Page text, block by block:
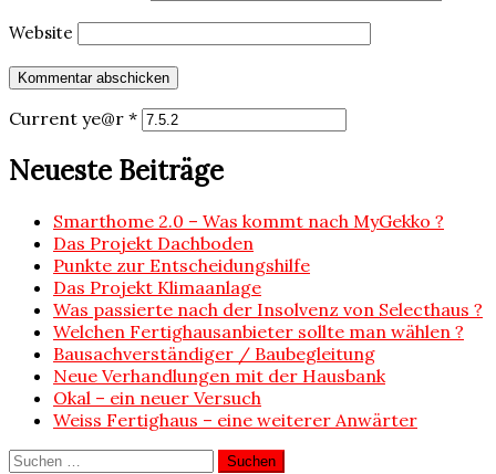
Website
Current ye@r *
Neueste Beiträge
Smarthome 2.0 – Was kommt nach MyGekko ?
Das Projekt Dachboden
Punkte zur Entscheidungshilfe
Das Projekt Klimaanlage
Was passierte nach der Insolvenz von Selecthaus ?
Welchen Fertighausanbieter sollte man wählen ?
Bausachverständiger / Baubegleitung
Neue Verhandlungen mit der Hausbank
Okal – ein neuer Versuch
Weiss Fertighaus – eine weiterer Anwärter
Suchen